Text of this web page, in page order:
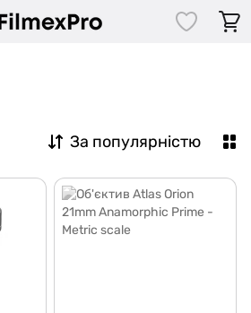
За популярністю